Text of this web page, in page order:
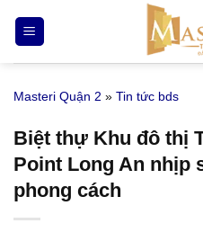
qua
nội
Masteri Quận 2 » Tin tức bds
Biệt thự Khu đô thị
Point Long An nhịp
phong cách